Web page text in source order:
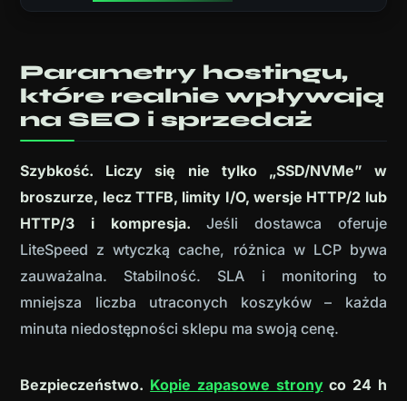
Parametry hostingu,
które realnie wpływają
na SEO i sprzedaż
Szybkość. Liczy się nie tylko „SSD/NVMe” w
broszurze, lecz TTFB, limity I/O, wersje HTTP/2 lub
HTTP/3 i kompresja. Jeśli dostawca oferuje
LiteSpeed z wtyczką cache, różnica w LCP bywa
zauważalna. Stabilność. SLA i monitoring to
mniejsza liczba utraconych koszyków – każda
minuta niedostępności sklepu ma swoją cenę.
Bezpieczeństwo. Kopie zapasowe stronyco 24 h